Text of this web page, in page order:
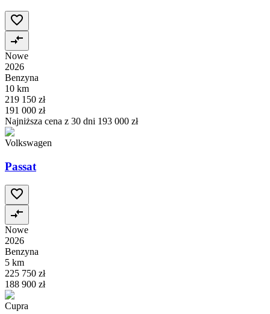
Nowe
2026
Benzyna
10 km
219 150 zł
191 000 zł
Najniższa cena z 30 dni 193 000 zł
Volkswagen
Passat
Nowe
2026
Benzyna
5 km
225 750 zł
188 900 zł
Cupra